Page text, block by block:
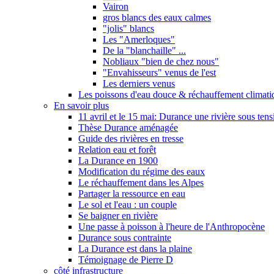
Vairon
gros blancs des eaux calmes
"jolis" blancs
Les "Amerloques"
De la "blanchaille" ...
Nobliaux "bien de chez nous"
"Envahisseurs" venus de l'est
Les derniers venus
Les poissons d'eau douce & réchauffement
En savoir plus
11 avril et le 15 mai: Durance une rivière sous
Thèse Durance aménagée
Guide des rivières en tresse
Relation eau et forêt
La Durance en 1900
Modification du régime des eaux
Le réchauffement dans les Alpes
Partager la ressource en eau
Le sol et l'eau : un couple
Se baigner en rivière
Une passe à poisson à l'heure de l'Anthropocène
Durance sous contrainte
La Durance est dans la plaine
Témoignage de Pierre D
côté infrastructure